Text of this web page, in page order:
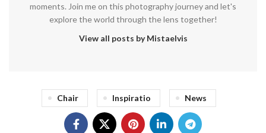
moments. Join me on this photography journey and let's
explore the world through the lens together!
View all posts by Mistaelvis
Chair Inspiratio News